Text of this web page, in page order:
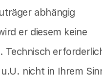
abhängig
er diesem keine
Technisch
nicht in Ihrem